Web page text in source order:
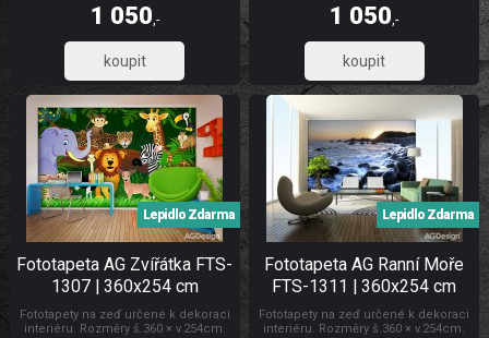
1 050,-
867,77
1 050,-
867,77
Fototapeta AG Zvířátka FTS-
1307 | 360x254 cm
Fototapety na zeď určené k dekoraci
interiéru. Rozměry š.360 × v.254cm.
Lepidlo Zdarma
Fototapeta AG Ranní Moře
FTS-1311 | 360x254 cm
Fototapety na zeď určené k dekoraci
interiéru. Rozměry š.360 × v.254cm.
Lepidlo Zdarma